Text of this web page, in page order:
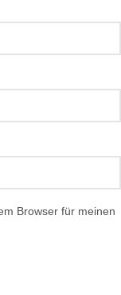
Browser für meinen